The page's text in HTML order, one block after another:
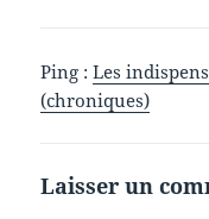
Ping :Les
(chroniques)
Laisser un